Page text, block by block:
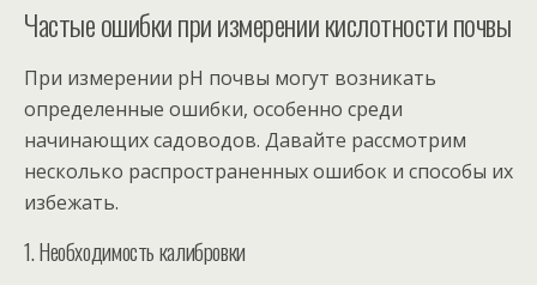
Частые ошибки при измерении кислотности почвы
При измерении pH почвы могут возникать
определенные ошибки, особенно среди
начинающих садоводов. Давайте рассмотрим
несколько распространенных ошибок и способы их
избежать.
1. Необходимость калибровки